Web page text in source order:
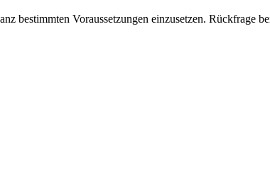
bestimmten Voraussetzungen einzusetzen. Rückfrage